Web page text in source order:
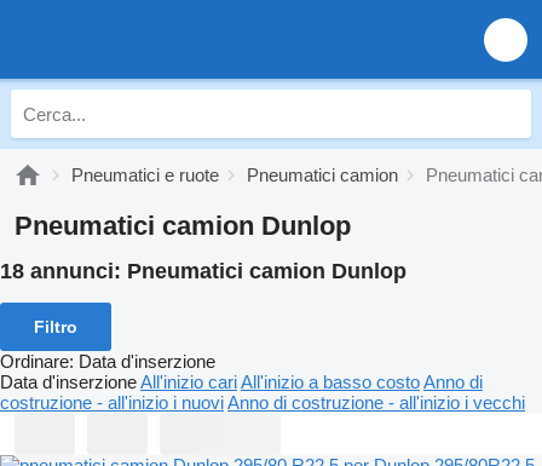
Pneumatici e ruote Pneumatici camion Pneumatici
Pneumatici camion Dunlop
18 annunci: Pneumatici camion Dunlop
Filtro
Ordinare: Data d'inserzione
Data d'inserzioneAll'inizio cariAll'inizio a basso costoAnno di
costruzione - all'inizio i nuoviAnno di costruzione - all'inizio i vecchi